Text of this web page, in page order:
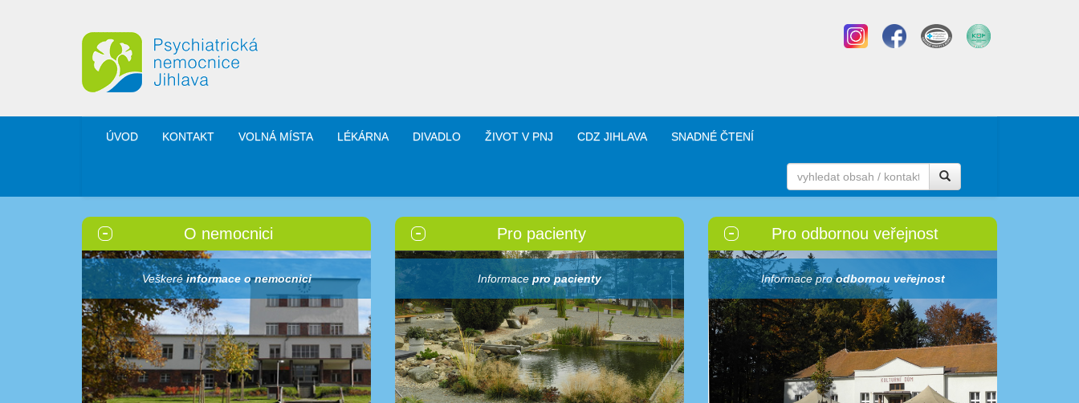
ÚVOD KONTAKT VOLNÁ MÍSTA LÉKÁRNA DIVADLO ŽIVOT V PNJ CDZ JIHLAVA SNADNÉ ČTENÍ
O nemocnici
Veškeréinformace o nemocnici
Pro pacienty
Informace pro pacienty
Pro odbornou veřejnost
Informace proodbornou veřejnost